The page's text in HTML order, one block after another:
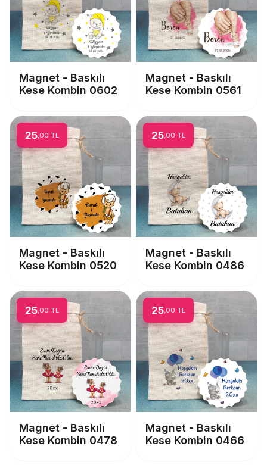
Magnet - Baskılı
Kese Kombin 0602
Magnet - Baskılı
Kese Kombin 0561
25 ,00 TL
Magnet - Baskılı
Kese Kombin 0520
25 ,00 TL
Magnet - Baskılı
Kese Kombin 0486
25 ,00 TL
Magnet - Baskılı
Kese Kombin 0478
25 ,00 TL
Magnet - Baskılı
Kese Kombin 0466